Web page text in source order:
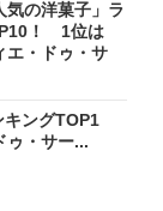
気の洋菓子」ラ
！ 1位は
エ・ドゥ・サ
キングTOP1
・サー...